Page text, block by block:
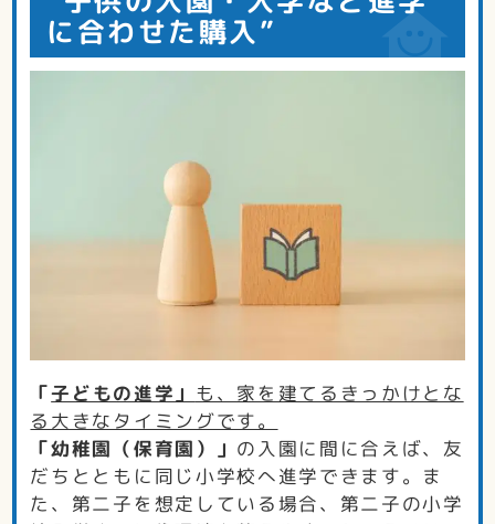
に合わせた購入”
「子どもの進学」 も、家を建てるきっかけとな
る大きなタイミングです。
「幼稚園（保育園）」 の入園に間に合えば、友
だちとともに同じ小学校へ進学できます。ま
た、第二子を想定している場合、第二子の小学